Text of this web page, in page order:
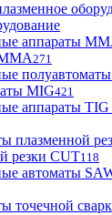
271
MIG421
резки CUT118